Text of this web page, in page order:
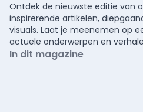
Ontdek de nieuwste editie van
inspirerende artikelen,
visuals. Laat je meenemen op
actuele onderwerpen en
In dit magazine